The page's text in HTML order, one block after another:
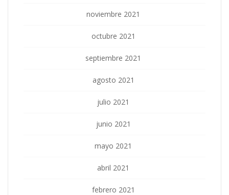
noviembre 2021
octubre 2021
septiembre 2021
agosto 2021
julio 2021
junio 2021
mayo 2021
abril 2021
febrero 2021